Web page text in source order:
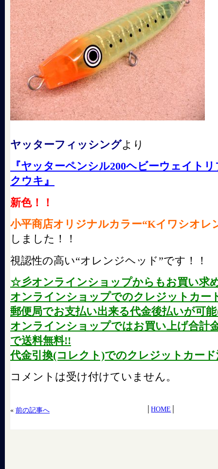
ヤッターフィッシングより
『ヤッターペンシル200ヘビーウェイト
クウキ』
新色！！
小平商店オリジナルカラー“Kイワシオレ
しました！！
視認性の高い“オレンジヘッド”です！！
☆彡オンラインショップからもお買い求
オンラインショップでのクレジットカー
郵便局でお支払い出来る代金後払いが可
オンラインショップではお買い上げ合計
で送料無料!!
代金引換(コレクト)でのクレジットカー
コメントは受け付けていません。
« 前の記事へ │HOME